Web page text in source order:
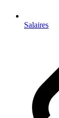
Salaires